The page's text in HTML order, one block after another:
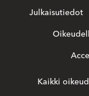
Julkaisutiedot
Kaikki